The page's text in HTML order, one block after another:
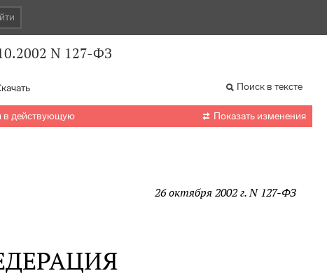
N 127-ФЗ
Поиск в тексте
в действующую  Показать изменения
26 октября 2002 г. N 127-ФЗ